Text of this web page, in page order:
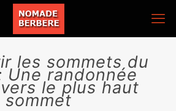
les sommets du
Une randonnée
le plus haut
sommet